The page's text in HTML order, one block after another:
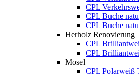
CPL
CPL Buche
CPL Buche
Herholz Renovierung
CPL
CPL
Mosel
CPL Polarweiß